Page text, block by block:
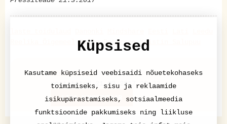
Pille Petersoo Kristin Salupuu
Pressiteade
postitatud 21.03.2017 20:22
LISA KOMMENTAAR
Küpsised
Kasutame küpsiseid veebisaidi nõuetekohaseks
toimimiseks, sisu ja reklaamide
isikupärastamiseks, sotsiaalmeedia
funktsioonide pakkumiseks ning liikluse